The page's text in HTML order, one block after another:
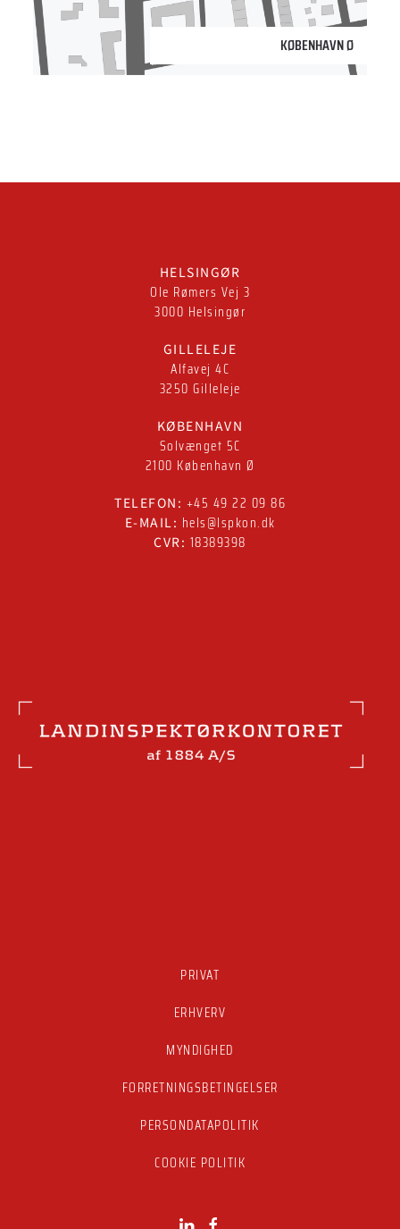
KØBENHAVN Ø
HELSINGØR
Ole Rømers Vej 3
3000 Helsingør
GILLELEJE
Alfavej 4C
3250 Gilleleje
KØBENHAVN
Solvænget 5C
2100 København Ø
TELEFON: +45 49 22 09 86
E-MAIL: hels@lspkon.dk
CVR: 18389398
PRIVAT
ERHVERV
MYNDIGHED
FORRETNINGSBETINGELSER
PERSONDATAPOLITIK
COOKIE POLITIK